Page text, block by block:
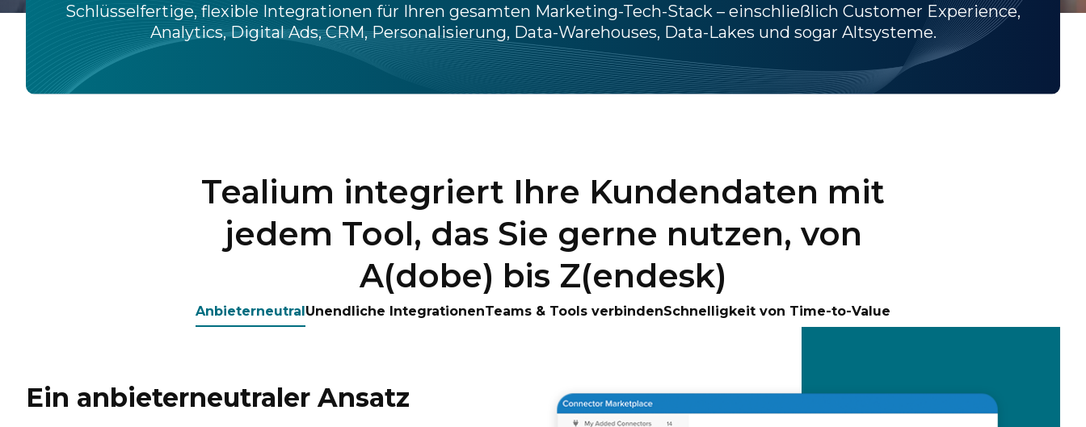
Schlüsselfertige, flexible Integrationen für Ihren gesamten Marketing-Tech-Stack – einschließlich Customer Experience,
Analytics, Digital Ads, CRM, Personalisierung, Data-Warehouses, Data-Lakes und sogar Altsysteme.
Tealium integriert Ihre Kundendaten mit
jedem Tool, das Sie gerne nutzen, von
A(dobe) bis Z(endesk)
AnbieterneutralUnendliche IntegrationenTeams & Tools verbindenSchnelligkeit von Time-to-Value
Ein anbieterneutraler Ansatz